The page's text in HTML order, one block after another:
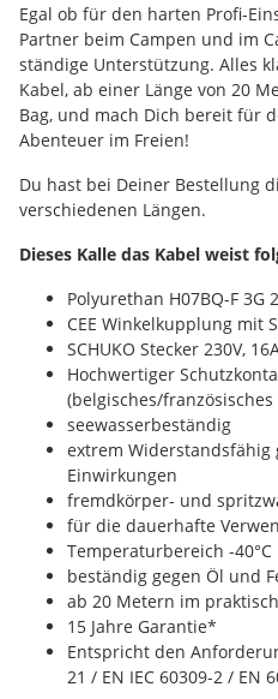
Egal ob für den harten Profi-
Partner beim Campen und im
ständige Unterstützung. Alles
Kabel, ab einer Länge von 20
Bag, und mach Dich bereit für
Abenteuer im Freien!
Du hast bei Deiner Bestellung
verschiedenen Längen.
Dieses Kalle das Kabel weist
Polyurethan H07BQ-F 3G
CEE Winkelkupplung mit
SCHUKO Stecker 230V,
Hochwertiger
(belgisches/französisches
seewasserbeständig
extrem Widerstandsfähig
Einwirkungen
fremdkörper- und
für die dauerhafte
Temperaturbereich -40°C
beständig gegen Öl und
ab 20 Metern im
15 Jahre Garantie*
Entspricht den
21 / EN IEC 60309-2 / EN